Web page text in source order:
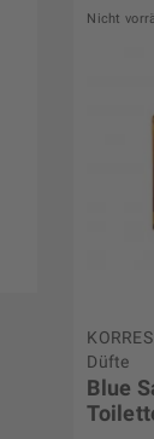
Nicht
KORRES
Düfte
Blue